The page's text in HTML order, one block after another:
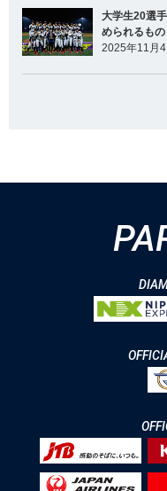
大学生20選
められるもの
2025年11月4